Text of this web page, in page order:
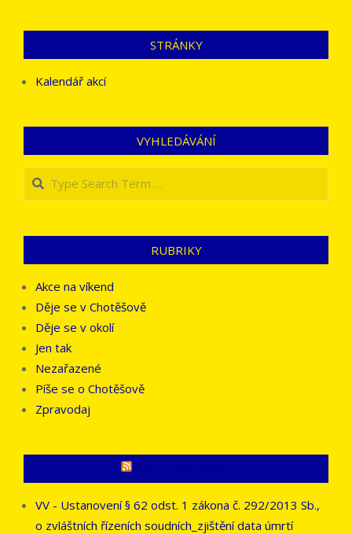
STRÁNKY
Kalendář akcí
VYHLEDÁVÁNÍ
Search
RUBRIKY
Akce na víkend
Děje se v Chotěšově
Děje se v okolí
Jen tak
Nezařazené
Píše se o Chotěšově
Zpravodaj
VV - Ustanovení § 62 odst. 1 zákona č. 292/2013 Sb.,
o zvláštních řízeních soudních_zjištění data úmrtí